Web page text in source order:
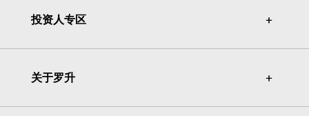
投资人专区 ＋
＋
关于罗升 ＋
＋